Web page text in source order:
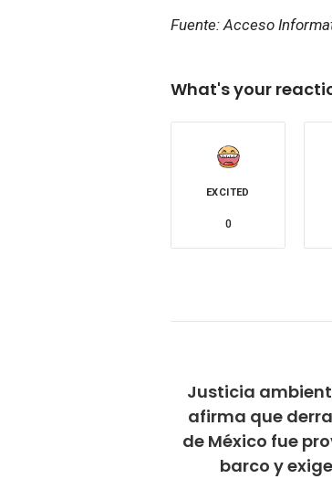
Fuente: Acceso
What's your
EXCITED
0
Justicia
afirma que
de México fue
barco y